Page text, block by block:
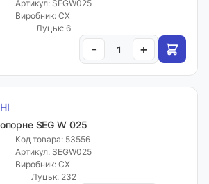
Артикул: SEGW025
Виробник: CX
Луцьк: 6
- +
SEG W 025
Код товара: 53556
Артикул: SEGW025
Виробник: CX
Луцьк: 232